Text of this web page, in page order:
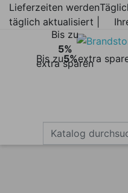
Lieferzeiten werden
täglich aktualisiert |
Bis zu5%extra
Bis zu
5%
extra sparen